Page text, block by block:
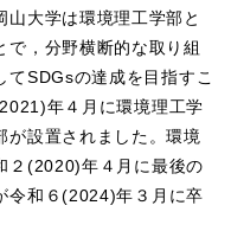
山大学は環境理工学部と
で，分野横断的な取り組
てSDGsの達成を目指すこ
年４月に環境理工学
が設置されました。環境
２ (2020)年４月に最後の
令和６(2024)年３月に卒